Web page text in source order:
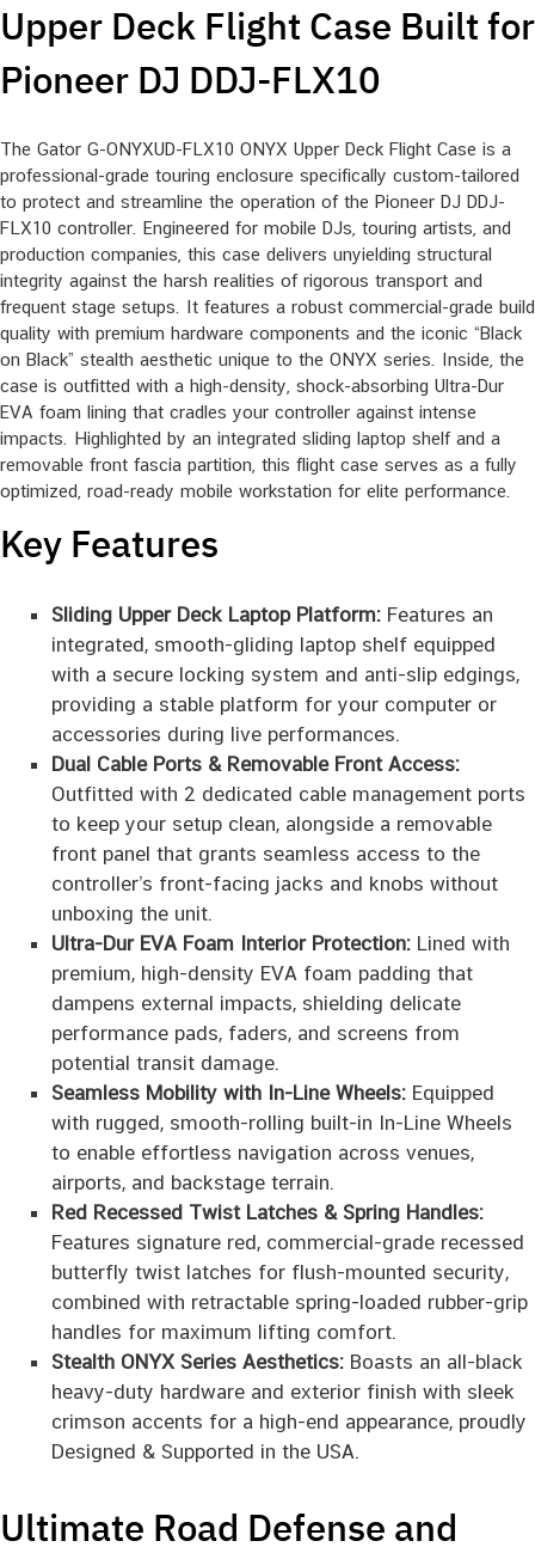
Upper Deck Flight Case Built for
Pioneer DJ DDJ-FLX10
The Gator G-ONYXUD-FLX10 ONYX Upper Deck Flight Case is a
professional-grade touring enclosure specifically custom-tailored
to protect and streamline the operation of the Pioneer DJ DDJ-
FLX10 controller. Engineered for mobile DJs, touring artists, and
production companies, this case delivers unyielding structural
integrity against the harsh realities of rigorous transport and
frequent stage setups. It features a robust commercial-grade build
quality with premium hardware components and the iconic “Black
on Black” stealth aesthetic unique to the ONYX series. Inside, the
case is outfitted with a high-density, shock-absorbing Ultra-Dur
EVA foam lining that cradles your controller against intense
impacts. Highlighted by an integrated sliding laptop shelf and a
removable front fascia partition, this flight case serves as a fully
optimized, road-ready mobile workstation for elite performance.
Key Features
Sliding Upper Deck Laptop Platform:Features an
integrated, smooth-gliding laptop shelf equipped
with a secure locking system and anti-slip edgings,
providing a stable platform for your computer or
accessories during live performances.
Dual Cable Ports & Removable Front Access:
Outfitted with 2 dedicated cable management ports
to keep your setup clean, alongside a removable
front panel that grants seamless access to the
controller’s front-facing jacks and knobs without
unboxing the unit.
Ultra-Dur EVA Foam Interior Protection:Lined with
premium, high-density EVA foam padding that
dampens external impacts, shielding delicate
performance pads, faders, and screens from
potential transit damage.
Seamless Mobility with In-Line Wheels:Equipped
with rugged, smooth-rolling built-in In-Line Wheels
to enable effortless navigation across venues,
airports, and backstage terrain.
Red Recessed Twist Latches & Spring Handles:
Features signature red, commercial-grade recessed
butterfly twist latches for flush-mounted security,
combined with retractable spring-loaded rubber-grip
handles for maximum lifting comfort.
Stealth ONYX Series Aesthetics:Boasts an all-black
heavy-duty hardware and exterior finish with sleek
crimson accents for a high-end appearance, proudly
Designed & Supported in the USA.
Ultimate Road Defense and